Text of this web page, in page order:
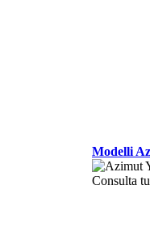
Modelli
Consulta